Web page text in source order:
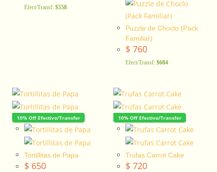
Efect/Transf: $558
Puzzle de Choclo (Pack
Familiar)
$ 760
Efect/Transf: $684
10% Off Efectivo/Transfer
Tortillitas de Papa
$ 650
10% Off Efectivo/Transfer
Trufas Carrot Cake
$ 720